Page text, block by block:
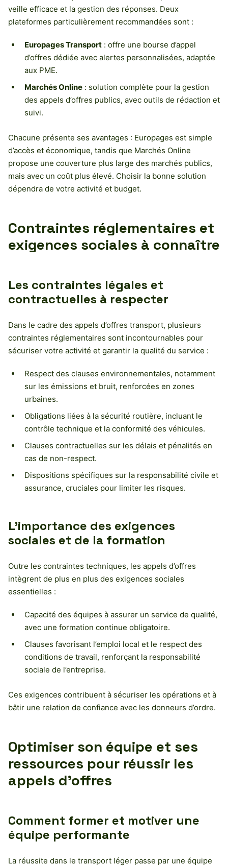
veille efficace et la gestion des réponses. Deux
plateformes particulièrement recommandées sont :
Europages Transport : offre une bourse d’appel
d’offres dédiée avec alertes personnalisées, adaptée
aux PME.
Marchés Online : solution complète pour la gestion
des appels d’offres publics, avec outils de rédaction et
suivi.
Chacune présente ses avantages : Europages est simple
d’accès et économique, tandis que Marchés Online
propose une couverture plus large des marchés publics,
mais avec un coût plus élevé. Choisir la bonne solution
dépendra de votre activité et budget.
Contraintes réglementaires et
exigences sociales à connaître
Les contraintes légales et
contractuelles à respecter
Dans le cadre des appels d’offres transport, plusieurs
contraintes réglementaires sont incontournables pour
sécuriser votre activité et garantir la qualité du service :
Respect des clauses environnementales, notamment
sur les émissions et bruit, renforcées en zones
urbaines.
Obligations liées à la sécurité routière, incluant le
contrôle technique et la conformité des véhicules.
Clauses contractuelles sur les délais et pénalités en
cas de non-respect.
Dispositions spécifiques sur la responsabilité civile et
assurance, cruciales pour limiter les risques.
L’importance des exigences
sociales et de la formation
Outre les contraintes techniques, les appels d’offres
intègrent de plus en plus des exigences sociales
essentielles :
Capacité des équipes à assurer un service de qualité,
avec une formation continue obligatoire.
Clauses favorisant l’emploi local et le respect des
conditions de travail, renforçant la responsabilité
sociale de l’entreprise.
Ces exigences contribuent à sécuriser les opérations et à
bâtir une relation de confiance avec les donneurs d’ordre.
Optimiser son équipe et ses
ressources pour réussir les
appels d’offres
Comment former et motiver une
équipe performante
La réussite dans le transport léger passe par une équipe